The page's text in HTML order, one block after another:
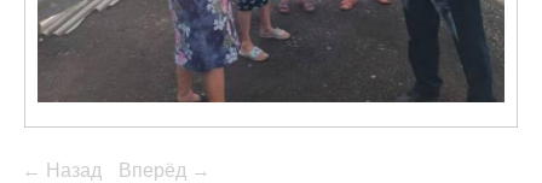
← Назад Вперёд →